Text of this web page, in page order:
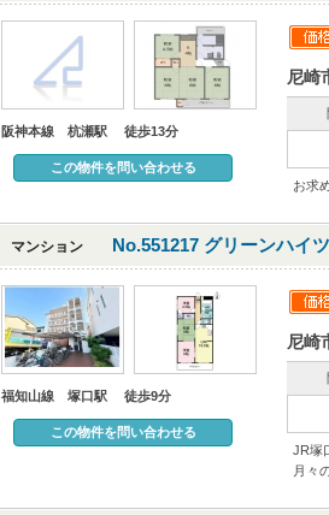
阪神本線 杭瀬駅 徒歩13分
この物件を問い合わせる
尼崎
お求
マンション No.551217 グリーンハイ
福知山線 塚口駅 徒歩9分
この物件を問い合わせる
尼崎
JR塚
月々